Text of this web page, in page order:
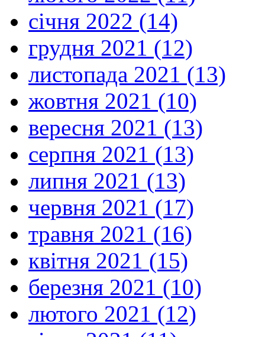
січня 2022 (14)
грудня 2021 (12)
листопада 2021 (13)
жовтня 2021 (10)
вересня 2021 (13)
серпня 2021 (13)
липня 2021 (13)
червня 2021 (17)
травня 2021 (16)
квітня 2021 (15)
березня 2021 (10)
лютого 2021 (12)